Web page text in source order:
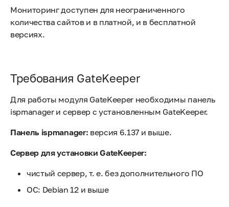
Мониторинг доступен для неограниченного
количества сайтов и в платной, и в бесплатной
версиях.
Требования GateKeeper
Для работы модуля GateKeeper необходимы панель
ispmanager и сервер с установленным GateKeeper.
Панель ispmanager: версия 6.137 и выше.
Сервер для установки GateKeeper:
чистый сервер, т. е. без дополнительного ПО
ОС: Debian 12 и выше